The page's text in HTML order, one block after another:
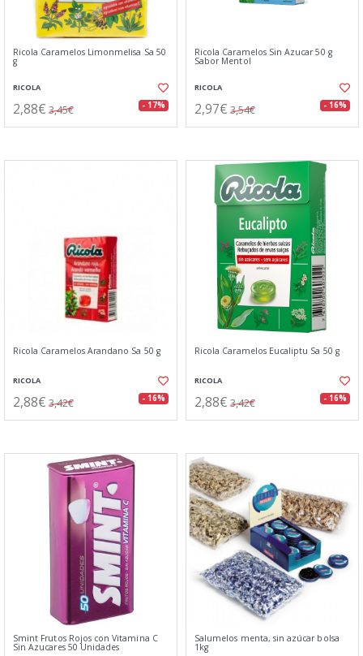
Ricola Caramelos Limonmelisa Sa 50
g
RICOLA
2,88€ 3,45€ - 17%
Ricola Caramelos Sin Azucar 50 g
Sabor Mentol
RICOLA
2,97€ 3,54€ - 16%
Ricola Caramelos Arandano Sa 50 g
RICOLA
2,88€ 3,42€ - 16%
Ricola Caramelos Eucaliptu Sa 50 g
RICOLA
2,88€ 3,42€ - 16%
Smint Frutos Rojos con Vitamina C
Sin Azucares 50 Unidades
Salumelos menta, sin azúcar bolsa
1kg